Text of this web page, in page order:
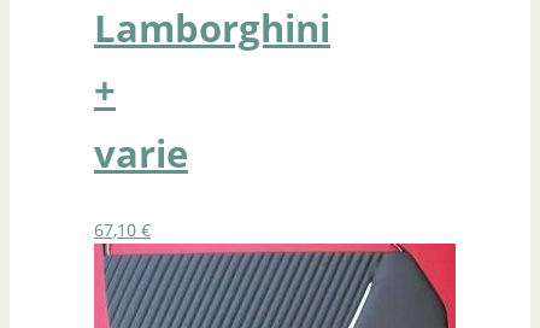
Lamborghini
+
varie
67,10 €